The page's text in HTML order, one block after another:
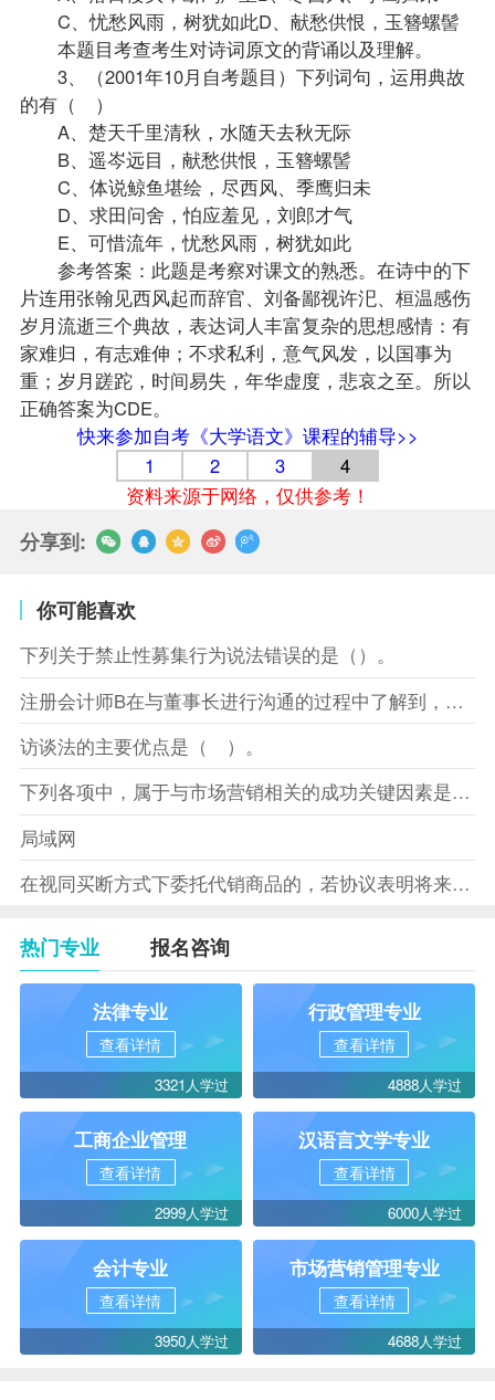
C、忧愁风雨，树犹如此D、献愁供恨，玉簪螺髻
本题目考查考生对诗词原文的背诵以及理解。
3、（2001年10月自考题目）下列词句，运用典故
的有（ ）
A、楚天千里清秋，水随天去秋无际
B、遥岑远目，献愁供恨，玉簪螺髻
C、体说鲸鱼堪绘，尽西风、季鹰归未
D、求田问舍，怕应羞见，刘郎才气
E、可惜流年，忧愁风雨，树犹如此
参考答案：此题是考察对课文的熟悉。在诗中的下
片连用张翰见西风起而辞官、刘备鄙视许汜、桓温感伤
岁月流逝三个典故，表达词人丰富复杂的思想感情：有
家难归，有志难伸；不求私利，意气风发，以国事为
重；岁月蹉跎，时间易失，年华虚度，悲哀之至。所以
正确答案为CDE。
快来参加自考《大学语文》课程的辅导>>
1
2 3
4
资料来源于网络，仅供参考！
分享到:
你可能喜欢
下列关于禁止性募集行为说法错误的是（）。
注册会计师B在与董事长进行沟通的过程中了解到，XYZ股份有限
访谈法的主要优点是（ ）。
下列各项中，属于与市场营销相关的成功关键因素是（）。
局域网
在视同买断方式下委托代销商品的，若协议表明将来受托方没有将商
热门专业 报名咨询
法律专业
查看详情
3321人学过
行政管理专业
查看详情
4888人学过
工商企业管理
查看详情
2999人学过
汉语言文学专业
查看详情
6000人学过
会计专业
查看详情
3950人学过
市场营销管理专业
查看详情
4688人学过